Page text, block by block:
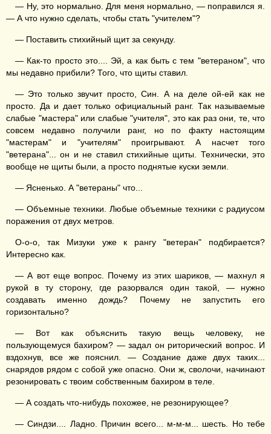
— Ну, это нормально. Для меня нормально, — поправился я.
— А что нужно сделать, чтобы стать "учителем"?
— Поставить стихийный щит за секунду.
— Как-то просто это.... Эй, а как быть с тем "ветераном", что
мы недавно прибили? Того, что щиты ставил.
— Это только звучит просто, Син. А на деле ой-ей как не
просто. Да и дает только официальный ранг. Так называемые
слабые "мастера" или слабые "учителя", это как раз они, те, что
совсем недавно получили ранг, но по факту настоящим
"мастерам" и "учителям" проигрывают. А насчет того
"ветерана"... он и не ставил стихийные щиты. Технически, это
вообще не щиты были, а просто поднятые куски земли.
— Ясненько. А "ветераны" что...
— Объемные техники. Любые объемные техники с радиусом
поражения от двух метров.
О-о-о, так Мизуки уже к рангу "ветеран" подбирается?
Интересно как.
— А вот еще вопрос. Почему из этих шариков, — махнул я
рукой в ту сторону, где разорвался один такой, — нужно
создавать именно дождь? Почему не запустить его
горизонтально?
— Вот как объяснить такую вещь человеку, не
пользующемуся бахиром? — задал он риторический вопрос. И
вздохнув, все же пояснил. — Создание даже двух таких...
снарядов рядом с собой уже опасно. Они ж, сволочи, начинают
резонировать с твоим собственным бахиром в теле.
— А создать что-нибудь похожее, не резонирующее?
— Синдзи.... Ладно. Причин всего... м-м-м... шесть. Но тебе